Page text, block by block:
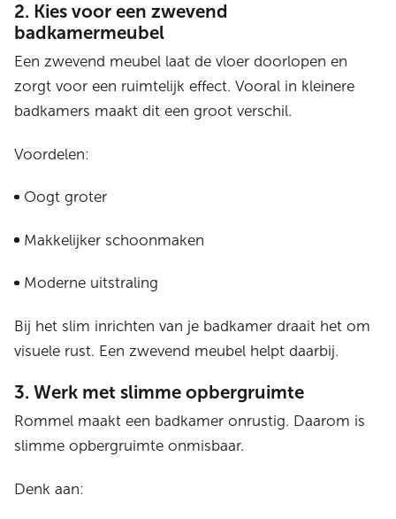
2. Kies voor een zwevend
badkamermeubel
Een zwevend meubel laat de vloer doorlopen en
zorgt voor een ruimtelijk effect. Vooral in kleinere
badkamers maakt dit een groot verschil.
Voordelen:
Oogt groter
Makkelijker schoonmaken
Moderne uitstraling
Bij het slim inrichten van je badkamer draait het om
visuele rust. Een zwevend meubel helpt daarbij.
3. Werk met slimme opbergruimte
Rommel maakt een badkamer onrustig. Daarom is
slimme opbergruimte onmisbaar.
Denk aan: